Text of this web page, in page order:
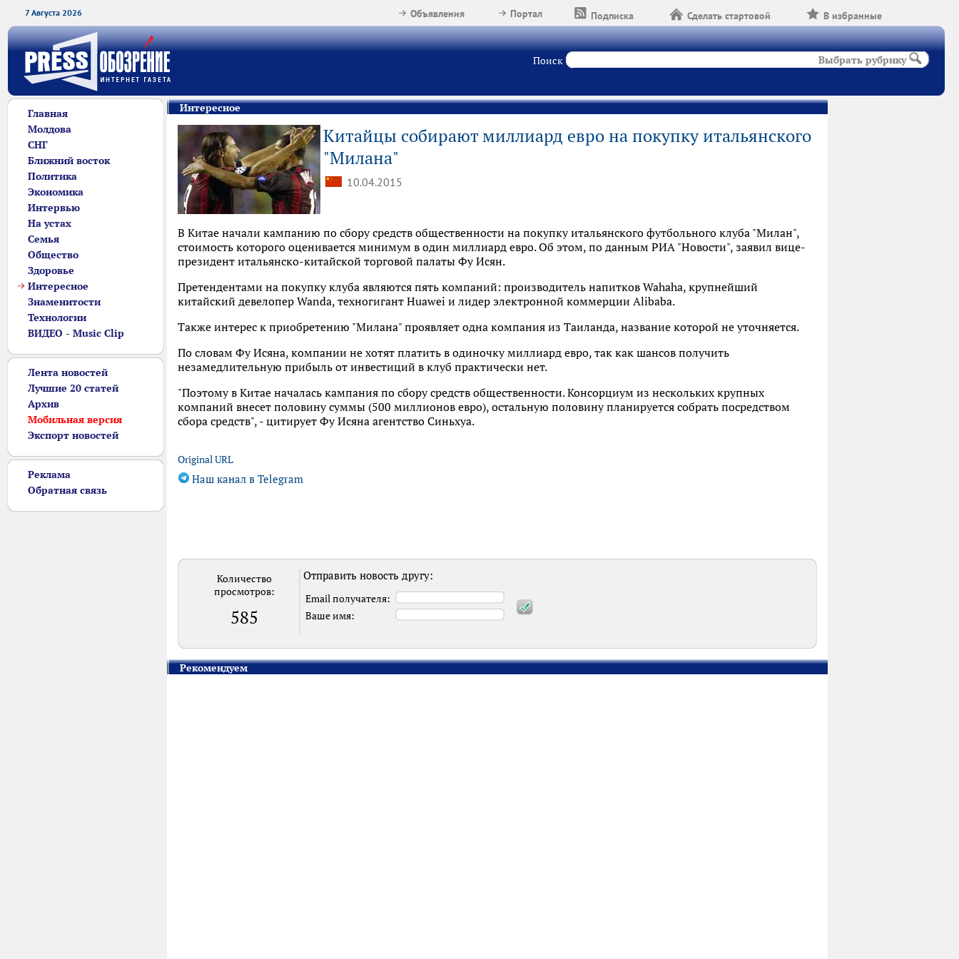
7 Августа 2026 В избранные
Сделать стартовой
Подписка
Портал
Объявления
Поиск Выбрать рубрику
Главная
Молдова
СНГ
Ближний восток
Политика
Экономика
Интервью
На устах
Семья
Общество
Здоровье
Интересное
Знаменитости
Технологии
ВИДЕО - Music Clip
Лента новостей
Лучшие 20 статей
Архив
Мобильная версия
Экспорт новостей
Реклама
Обратная связь
Интересное
Китайцы собирают миллиард евро на покупку итальянского
"Милана"
10.04.2015
В Китае начали кампанию по сбору средств общественности на покупку итальянского футбольного клуба "Милан",
стоимость которого оценивается минимум в один миллиард евро. Об этом, по данным РИА "Новости", заявил вице-
президент итальянско-китайской торговой палаты Фу Исян.
Претендентами на покупку клуба являются пять компаний: производитель напитков Wahaha, крупнейший
китайский девелопер Wanda, техногигант Huawei и лидер электронной коммерции Alibaba.
Также интерес к приобретению "Милана" проявляет одна компания из Таиланда, название которой не уточняется.
По словам Фу Исяна, компании не хотят платить в одиночку миллиард евро, так как шансов получить
незамедлительную прибыль от инвестиций в клуб практически нет.
"Поэтому в Китае началась кампания по сбору средств общественности. Консорциум из нескольких крупных
компаний внесет половину суммы (500 миллионов евро), остальную половину планируется собрать посредством
сбора средств", - цитирует Фу Исяна агентство Синьхуа.
Original URL
Наш канал в Telegram
Количество
просмотров:
585
Отправить новость другу:
Email получателя:
Ваше имя:
Рекомендуем